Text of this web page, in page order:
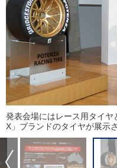
発表会場にはレース用タイ
X」ブランドのタイヤが展示